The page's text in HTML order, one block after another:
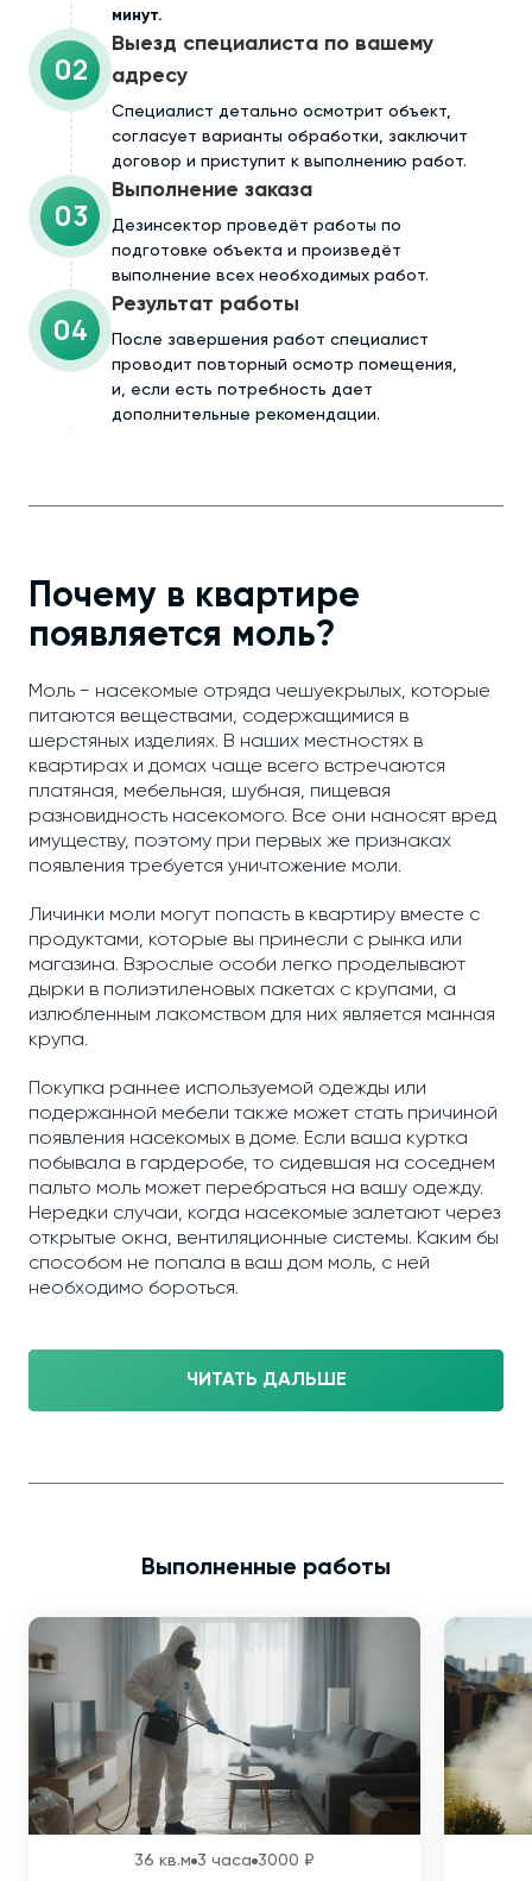
минут.
02
Выезд специалиста по вашему
адресу
Cпециалист детально осмотрит объект,
согласует варианты обработки, заключит
договор и приступит к выполнению работ.
03
Выполнение заказа
Дезинсектор проведёт работы по
подготовке объекта и произведёт
выполнение всех необходимых работ.
04
Результат работы
После завершения работ специалист
проводит повторный осмотр помещения,
и, если есть потребность дает
дополнительные рекомендации.
Почему в квартире
появляется моль?
Моль − насекомые отряда чешуекрылых, которые
питаются веществами, содержащимися в
шерстяных изделиях. В наших местностях в
квартирах и домах чаще всего встречаются
платяная, мебельная, шубная, пищевая
разновидность насекомого. Все они наносят вред
имуществу, поэтому при первых же признаках
появления требуется уничтожение моли.
Личинки моли могут попасть в квартиру вместе с
продуктами, которые вы принесли с рынка или
магазина. Взрослые особи легко проделывают
дырки в полиэтиленовых пакетах с крупами, а
излюбленным лакомством для них является манная
крупа.
Покупка раннее используемой одежды или
подержанной мебели также может стать причиной
появления насекомых в доме. Если ваша куртка
побывала в гардеробе, то сидевшая на соседнем
пальто моль может перебраться на вашу одежду.
Нередки случаи, когда насекомые залетают через
открытые окна, вентиляционные системы. Каким бы
способом не попала в ваш дом моль, с ней
необходимо бороться.
ЧИТАТЬ ДАЛЬШЕ
Выполненные работы
36 кв.м 3 часа 3000 ₽